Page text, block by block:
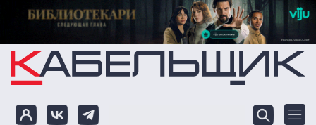
Перейти к основному содержанию